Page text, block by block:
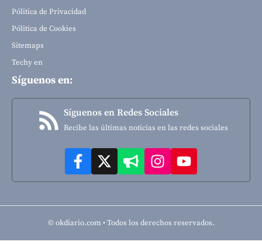
Pólitica de Privacidad
Pólitica de Cookies
Sitemaps
Techy en
Síguenos en:
Síguenos en Redes Sociales
Recibe las últimas noticias en las redes sociales
© okdiario.com • Todos los derechos reservados.